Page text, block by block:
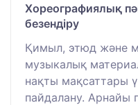
Хореографиялық
безендіру
Қимыл, этюд және
музыкалық
нақты мақсаттары
пайдалану. Арнайы